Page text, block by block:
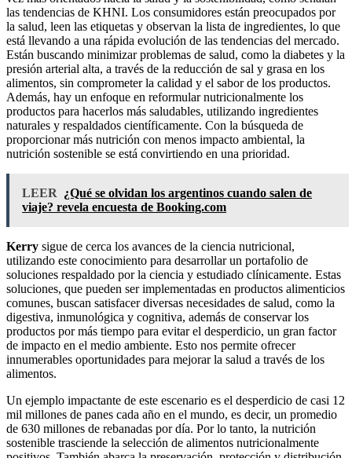
las tendencias de KHNI. Los consumidores están preocupados por
la salud, leen las etiquetas y observan la lista de ingredientes, lo que
está llevando a una rápida evolución de las tendencias del mercado.
Están buscando minimizar problemas de salud, como la diabetes y la
presión arterial alta, a través de la reducción de sal y grasa en los
alimentos, sin comprometer la calidad y el sabor de los productos.
Además, hay un enfoque en reformular nutricionalmente los
productos para hacerlos más saludables, utilizando ingredientes
naturales y respaldados científicamente. Con la búsqueda de
proporcionar más nutrición con menos impacto ambiental, la
nutrición sostenible se está convirtiendo en una prioridad.
LEER ¿Qué se olvidan los argentinos cuando salen de
viaje? revela encuesta de Booking.com
Kerry sigue de cerca los avances de la ciencia nutricional,
utilizando este conocimiento para desarrollar un portafolio de
soluciones respaldado por la ciencia y estudiado clínicamente. Estas
soluciones, que pueden ser implementadas en productos alimenticios
comunes, buscan satisfacer diversas necesidades de salud, como la
digestiva, inmunológica y cognitiva, además de conservar los
productos por más tiempo para evitar el desperdicio, un gran factor
de impacto en el medio ambiente. Esto nos permite ofrecer
innumerables oportunidades para mejorar la salud a través de los
alimentos.
Un ejemplo impactante de este escenario es el desperdicio de casi 12
mil millones de panes cada año en el mundo, es decir, un promedio
de 630 millones de rebanadas por día. Por lo tanto, la nutrición
sostenible trasciende la selección de alimentos nutricionalmente